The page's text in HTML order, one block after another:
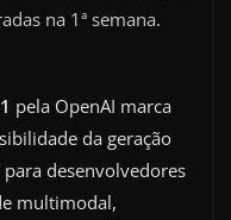
na 1ª semana.
pela OpenAI marca
da geração
desenvolvedores
multimodal,